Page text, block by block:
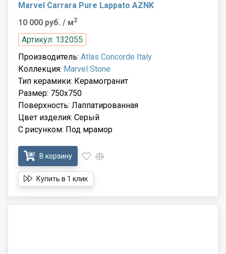
Marvel Carrara Pure Lappato AZNK
10 000 руб. / м2
Артикул: 132055
Производитель: Atlas Concorde Italy
Коллекция: Marvel Stone
Тип керамики: Керамогранит
Размер: 750x750
Поверхность: Лаппатированная
Цвет изделия: Серый
С рисунком: Под мрамор
В корзину
Купить в 1 клик